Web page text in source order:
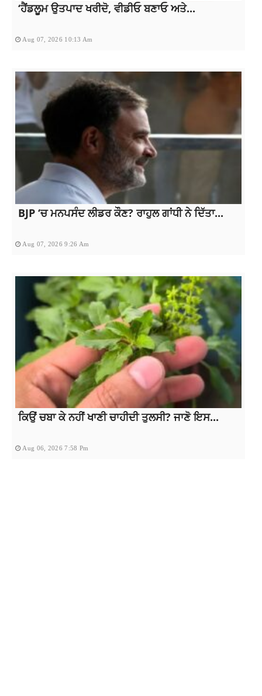
‘ਹੈਂਡਲੂਮ ਉਤਪਾਦ ਖਰੀਦੋ, ਵੀਡੀਓ ਬਣਾਓ ਅਤੇ...
Aug 07, 2026 10:13 Am
BJP ‘ਚ ਮਨਪਸੰਦ ਲੀਡਰ ਕੌਣ? ਰਾਹੁਲ ਗਾਂਧੀ ਨੇ ਦਿੱਤਾ...
Aug 07, 2026 9:26 Am
ਕਿਉਂ ਚਬਾ ਕੇ ਨਹੀਂ ਖਾਣੀ ਚਾਹੀਦੀ ਤੁਲਸੀ? ਜਾਣੋ ਇਸ...
Aug 06, 2026 7:58 Pm